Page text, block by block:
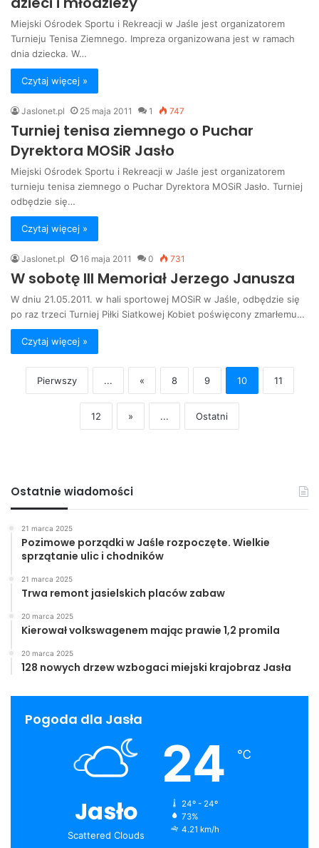
Miejski Ośrodek Sportu i Rekreacji w Jaśle jest organizatorem
Turnieju Tenisa Ziemnego. Impreza organizowana jest w ramach
dnia dziecka. W…
Czytaj więcej »
Jaslonet.pl 25 maja 2011 1 747
Turniej tenisa ziemnego o Puchar
Dyrektora MOSiR Jasło
Miejski Ośrodek Sportu i Rekreacji w Jaśle jest organizatorem
turnieju tenisa ziemnego o Puchar Dyrektora MOSiR Jasło. Turniej
odbędzie się…
Czytaj więcej »
Jaslonet.pl 16 maja 2011 0 731
W sobotę III Memoriał Jerzego Janusza
W dniu 21.05.2011. w hali sportowej MOSiR w Jaśle, odbędzie się
po raz trzeci Turniej Piłki Siatkowej Kobiet poświęcony zmarłemu…
Czytaj więcej »
Pierwszy ... « 8 9 10 11
12 » ... Ostatni
Ostatnie wiadomości
21 marca 2025
Pozimowe porządki w Jaśle rozpoczęte. Wielkie
sprzątanie ulic i chodników
21 marca 2025
Trwa remont jasielskich placów zabaw
20 marca 2025
Kierował volkswagenem mając prawie 1,2 promila
20 marca 2025
128 nowych drzew wzbogaci miejski krajobraz Jasła
Pogoda dla Jasła
Jasło
Scattered Clouds
24 ℃
24º - 24º
73%
4.21 km/h